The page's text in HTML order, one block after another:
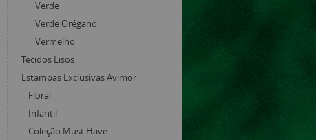
Verde
Verde Orégano
Vermelho
Tecidos Lisos
Estampas Exclusivas Avimor
Floral
Infantil
Coleção Must Have